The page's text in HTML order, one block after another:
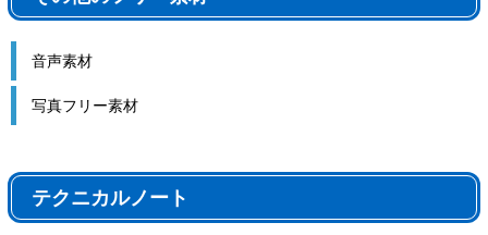
音声素材
写真フリー素材
テクニカルノート